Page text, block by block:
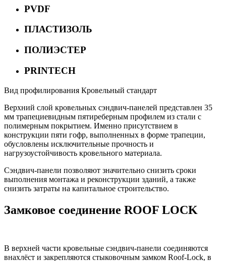
PVDF
ПЛАСТИЗОЛЬ
ПОЛИЭСТЕР
PRINTECH
Вид профилирования Кровельный стандарт
Верхний слой кровельных сэндвич-панелей представлен 35
мм трапециевидным пятиреберным профилем из стали с
полимерным покрытием. Именно присутствием в
конструкции пяти гофр, выполненных в форме трапеции,
обусловлены исключительные прочность и
нагрузоустойчивость кровельного материала.
Сэндвич-панели позволяют значительно снизить сроки
выполнения монтажа и реконструкции зданий, а также
снизить затраты на капитальное строительство.
Замковое соединение ROOF LOCK
В верхней части кровельные сэндвич-панели соединяются
внахлёст и закрепляются стыковочным замком Roof-Lock, в